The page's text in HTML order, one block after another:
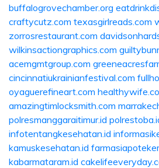
buffalogrovechamber.org
craftycutz.com texasgirlreads.com
zorrosrestaurant.com
wilkinsactiongraphics.com
acemgmtgroup.com
cincinnatiukrainianfestival.com
oyaguerefineart.com
amazingtimlocksmith.com
polresmanggaraitimur.id
infotentangkesehatan.id
kamuskesehatan.id
kabarmataram.id